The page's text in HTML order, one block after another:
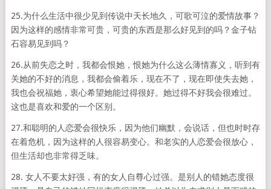
25.为什么生活中很少见到传说中天长地久，可歌可泣的爱情故事？
因为这样的感情非常可贵，可贵的东西是那么好见到的吗？金子钻
石容易见到吗？
26.从前失恋之时，我都会恨她，恨她为什么这么薄情寡义，听到有
关她的不好的消息，我都会偷着乐，现在不了，现在即使失去她，
我也会祝福她，衷心希望她能过得很好。她过得不好我会很难过。
这也是喜欢和爱的一个区别。
27.和聪明的人恋爱会很快乐，因为他们幽默，会说话，但也时时存
在着危机，因为这样的人很容易变心。和老实的人恋爱会很放心，
但生活却也非常得乏味。
28. 女人不要太好强，有的女人自尊心过强。是别人的错她态度很